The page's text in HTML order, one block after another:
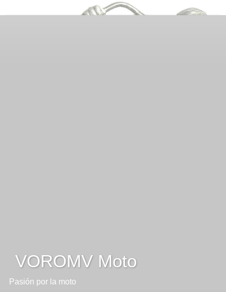
VOROMV Moto
Pasión por la moto